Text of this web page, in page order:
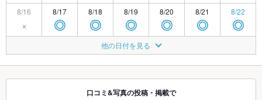
8/16
×
8/17
◎
8/18
◎
8/19
◎
8/20
◎
8/21
◎
8/22
◎
◎ ◎
8/25
◎
8/26
◎
8/27
◎ ◎ ◎
8/30 8/31 9/1
◎
9/2
◎
9/3
◎
9/4 9/5
他の日付を見る
口コミ&写真の投稿・掲載で